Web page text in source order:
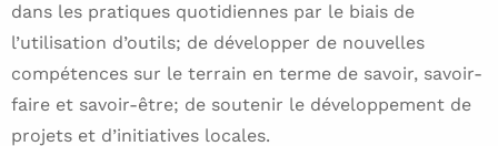
dans les pratiques quotidiennes par le biais de
l’utilisation d’outils; de développer de nouvelles
compétences sur le terrain en terme de savoir, savoir-
faire et savoir-être; de soutenir le développement de
projets et d’initiatives locales.